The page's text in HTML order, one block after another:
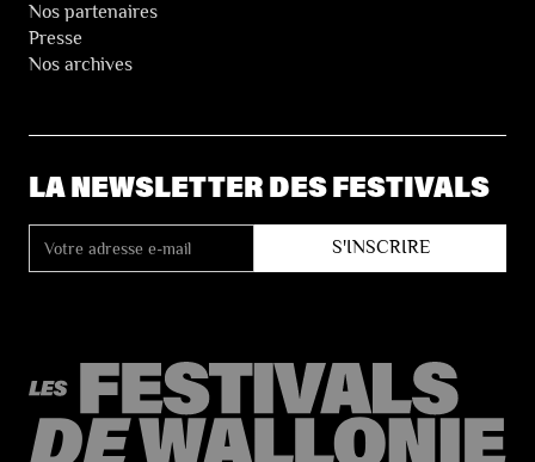
Nos partenaires
Presse
Nos archives
LA NEWSLETTER DES FESTIVALS